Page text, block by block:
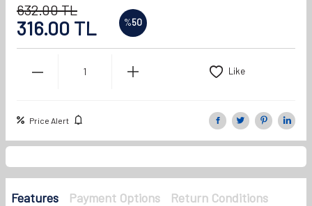
632.00TL
316.00 TL %50
Like
Price Alert
Features Payment Options Return Conditions